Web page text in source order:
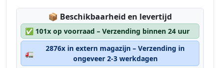
📦 Lagerstatus:
Beschikbaarheid en levertijd
✅ 101x op voorraad – Verzending binnen 24 uur
🚛
2876x in extern magazijn – Verzending in
ongeveer 2-3 werkdagen